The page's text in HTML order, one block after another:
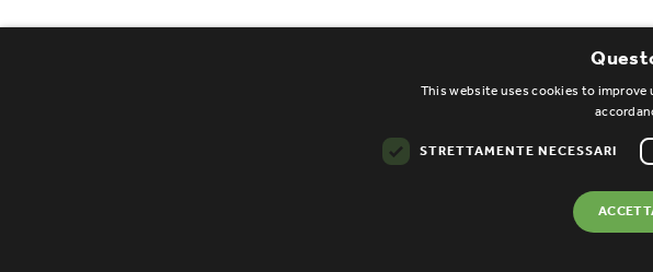
This website uses cookies to
STRETTAMENTE NECESSARI